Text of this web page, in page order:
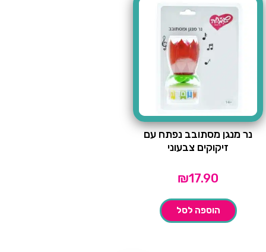
נר מנגן מסתובב נפתח עם
זיקוקים צבעוני
₪17.90
הוספה לסל